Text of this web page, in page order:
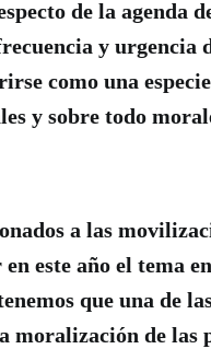
de la agenda
y urgencia
como una
y sobre todo
a las
este año el tema
que una de
moralización de las